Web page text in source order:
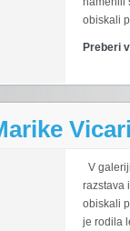
obiskali
Preberi
V
razstava
obiskali
je rodila